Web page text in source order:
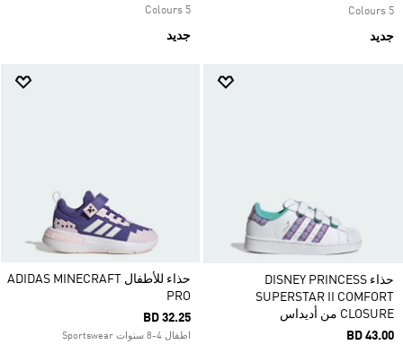
5 Colours
جديد
5 Colours
جديد
حذاء DISNEY PRINCESS
SUPERSTAR II COMFORT
CLOSURE من أديداس
BD 43.00
حذاء للأطفال ADIDAS MINECRAFT
PRO
BD 32.25
اطفال 4-8 سنوات Sportswear